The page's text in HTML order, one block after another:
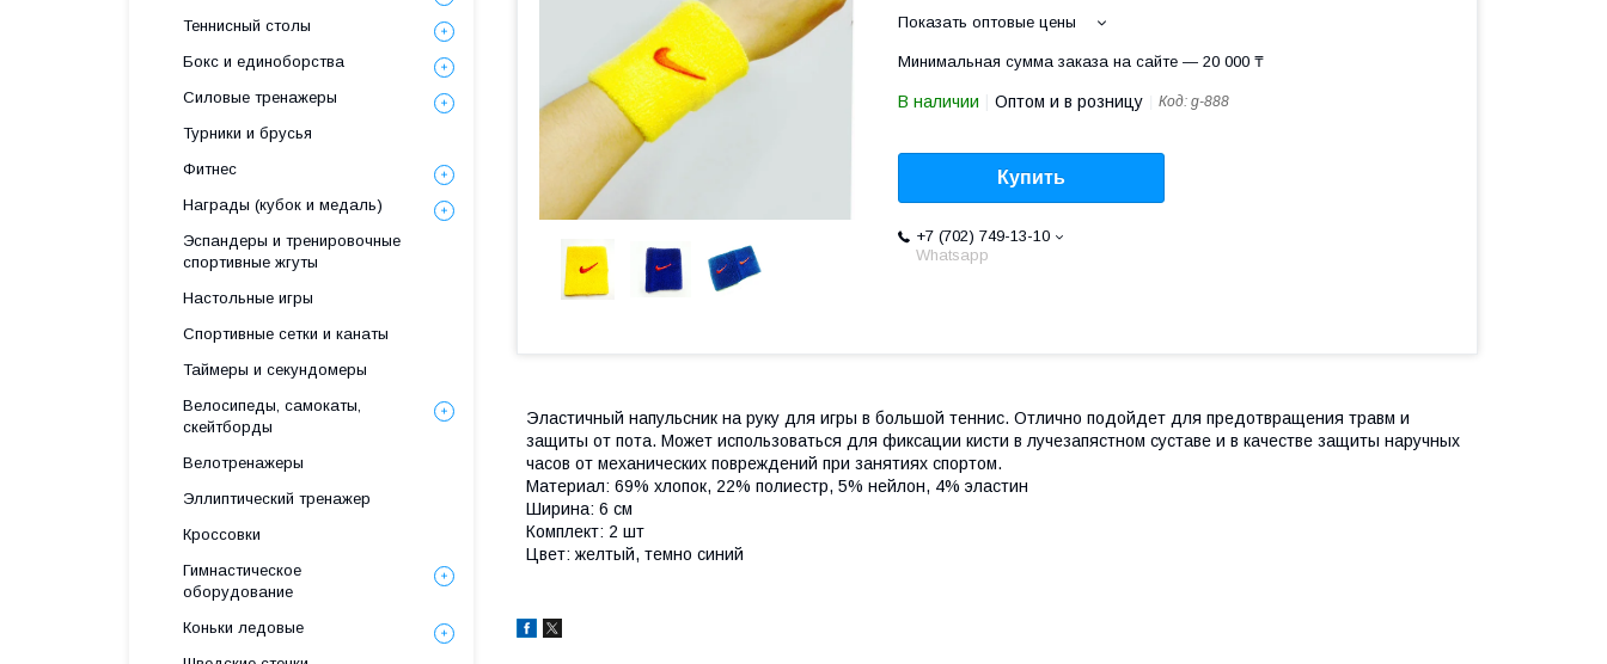
Показать оптовые цены
Минимальная сумма заказа на сайте — 20 000 ₸
В наличии Оптом и в розницу Код: g-888
Купить
+7 (702) 749-13-10
Whatsapp
Эластичный напульсник на руку для игры в большой теннис. Отлично подойдет для предотвращения травм и
защиты от пота. Может использоваться для фиксации кисти в лучезапястном суставе и в качестве защиты наручных
часов от механических повреждений при занятиях спортом.
Материал: 69% хлопок, 22% полиестр, 5% нейлон, 4% эластин
Ширина: 6 см
Комплект: 2 шт
Цвет: желтый, темно синий
Теннисный столы
Бокс и единоборства
Силовые тренажеры
Турники и брусья
Фитнес
Награды (кубок и медаль)
Эспандеры и тренировочные
спортивные жгуты
Настольные игры
Спортивные сетки и канаты
Таймеры и секундомеры
Велосипеды, самокаты,
скейтборды
Велотренажеры
Эллиптический тренажер
Кроссовки
Гимнастическое
оборудование
Коньки ледовые